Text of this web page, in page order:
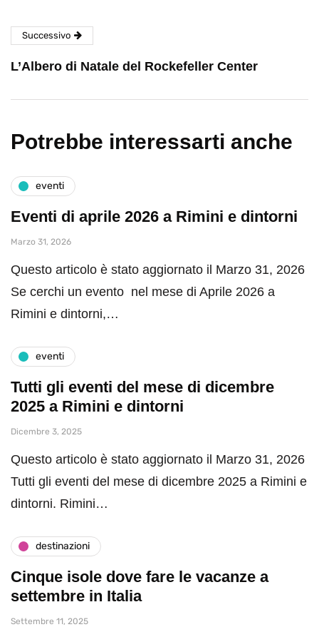
Successivo
L’Albero di Natale del Rockefeller Center
Potrebbe interessarti anche
eventi
Eventi di aprile 2026 a Rimini e dintorni
Marzo 31, 2026
Questo articolo è stato aggiornato il Marzo 31, 2026
Se cerchi un evento nel mese di Aprile 2026 a
Rimini e dintorni,…
eventi
Tutti gli eventi del mese di dicembre
2025 a Rimini e dintorni
Dicembre 3, 2025
Questo articolo è stato aggiornato il Marzo 31, 2026
Tutti gli eventi del mese di dicembre 2025 a Rimini e
dintorni. Rimini…
destinazioni
Cinque isole dove fare le vacanze a
settembre in Italia
Settembre 11, 2025